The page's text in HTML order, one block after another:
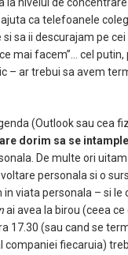
ca telefoanele
sa ii descurajam pe cei
mai facem”… cel putin,
– ar trebui sa avem
(Outlook sau cea
dorim sa se intample
De multe ori
personala si o
viata personala – si le
ai avea la birou (ceea
17.30 (sau cand se
companiei fiecaruia)